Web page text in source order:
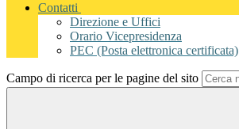
Contatti
Direzione e Uffici
Orario Vicepresidenza
PEC (Posta elettronica certificata)
Campo di ricerca per le pagine del sito